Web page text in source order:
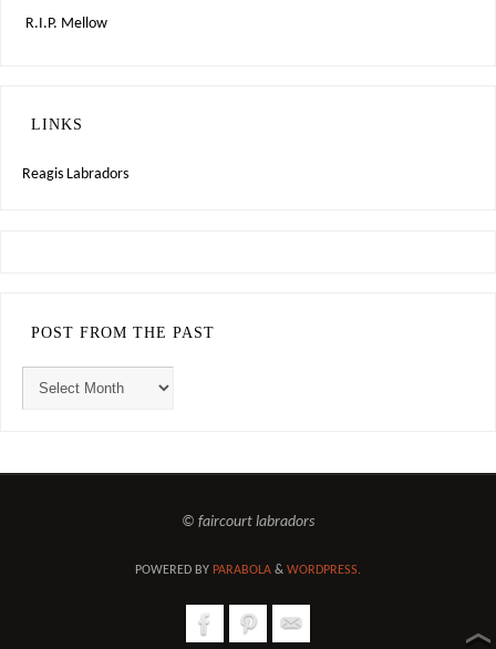
R.I.P. Mellow
LINKS
Reagis Labradors
POST FROM THE PAST
© faircourt labradors
POWERED BY PARABOLA & WORDPRESS.